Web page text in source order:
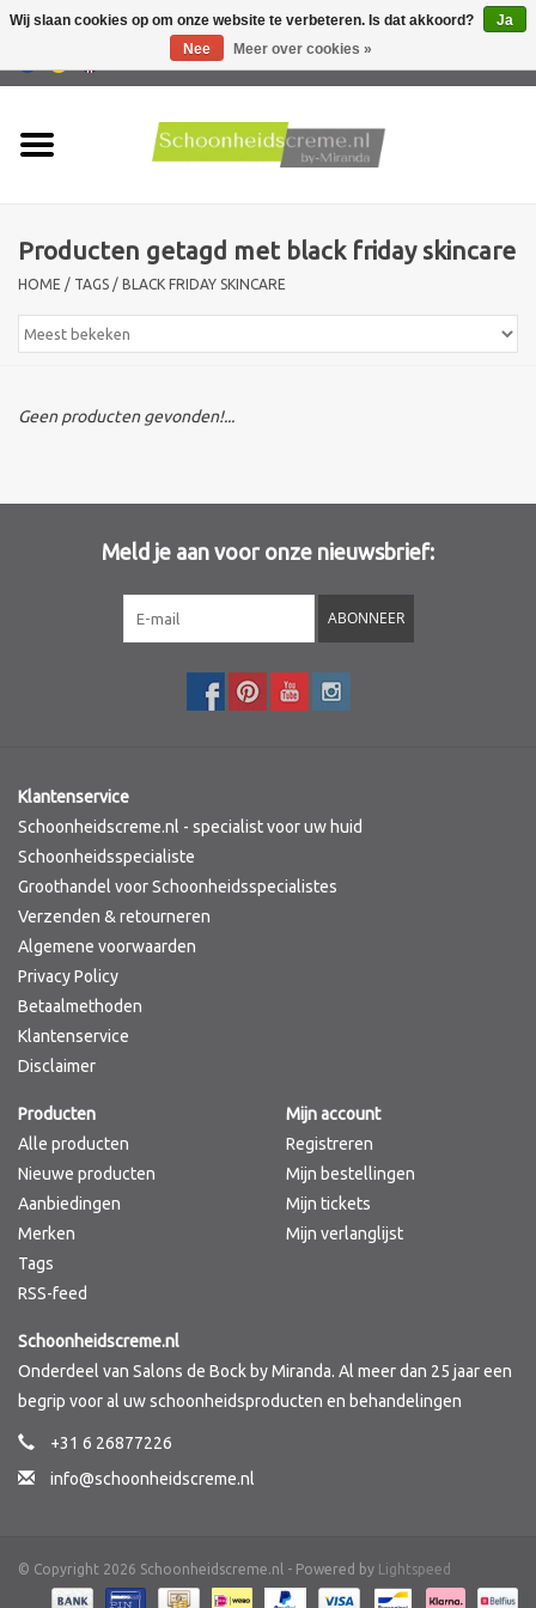
Producten
Huidproblemen
Pascaud
Fusion Meso
PCA SKINCARE
Ekseption Skincare
Blog
Merken
Producten getagd met black friday skincare
HOME / TAGS / BLACK FRIDAY SKINCARE
Geen producten gevonden!...
Meld je aan voor onze nieuwsbrief:
ABONNEER
Klantenservice
Schoonheidscreme.nl - specialist voor uw huid
Schoonheidsspecialiste
Groothandel voor Schoonheidsspecialistes
Verzenden & retourneren
Algemene voorwaarden
Privacy Policy
Betaalmethoden
Klantenservice
Disclaimer
Producten
Alle producten
Nieuwe producten
Aanbiedingen
Merken
Tags
RSS-feed
Mijn account
Registreren
Mijn bestellingen
Mijn tickets
Mijn verlanglijst
Schoonheidscreme.nl
Onderdeel van Salons de Bock by Miranda. Al meer dan 25 jaar een
begrip voor al uw schoonheidsproducten en behandelingen
+31 6 26877226
info@schoonheidscreme.nl
© Copyright 2026 Schoonheidscreme.nl - Powered by Lightspeed
Wij slaan cookies op om onze website te verbeteren. Is dat akkoord?
Ja
Nee
Meer over cookies »